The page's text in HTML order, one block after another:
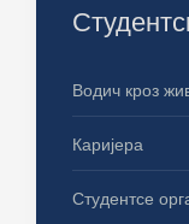
Водич кроз
Каријера
Студентсе